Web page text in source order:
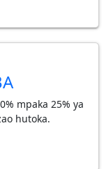
mpaka 25% ya
hutoka.